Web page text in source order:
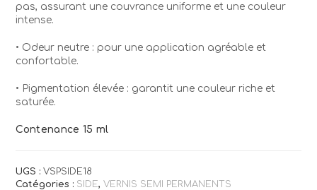
pas, assurant une couvrance uniforme et une couleur
intense.
• Odeur neutre : pour une application agréable et
confortable.
• Pigmentation élevée : garantit une couleur riche et
saturée.
Contenance 15 ml
UGS :VSPSIDE18
Catégories : SIDE,VERNIS SEMI PERMANENTS